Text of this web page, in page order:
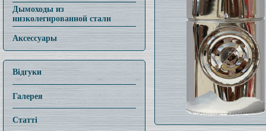
Дымоходы из
низколегированной стали
Аксессуары
Відгуки
Галерея
Статті